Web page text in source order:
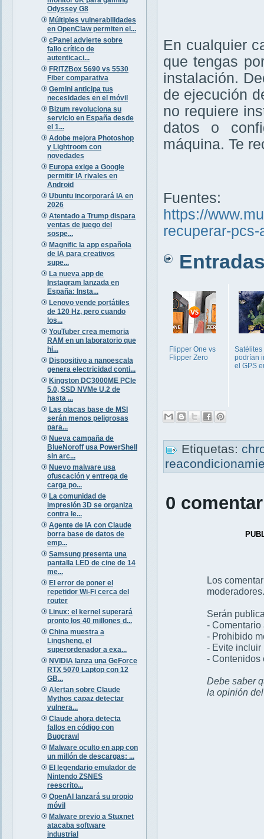
Odyssey G8
Múltiples vulnerabilidades
en OpenClaw permiten el...
cPanel advierte sobre
fallo crítico de
autenticaci...
FRITZBox 5690 vs 5530
Fiber comparativa
Gemini anticipa tus
necesidades en el móvil
Bizum revoluciona su
servicio en España desde
el 1...
Adobe mejora Photoshop
y Lightroom con
novedades
Europa exige a Google
permitir IA rivales en
Android
Ubuntu incorporará IA en
2026
Atentado a Trump dispara
ventas de juego del
sospe...
Magnific la app española
de IA para creativos
supe...
La nueva app de
Instagram lanzada en
España: Insta...
Lenovo vende portátiles
de 120 Hz, pero cuando
los...
YouTuber crea memoria
RAM en un laboratorio que
hi...
Dispositivo a nanoescala
genera electricidad conti...
Kingston DC3000ME PCIe
5.0, SSD NVMe U.2 de
hasta ...
Las placas base de MSI
serán menos peligrosas
para...
Nueva campaña de
BlueNoroff usa PowerShell
sin arc...
Nuevo malware usa
ofuscación y entrega de
carga po...
La comunidad de
impresión 3D se organiza
contra le...
Agente de IA con Claude
borra base de datos de
emp...
Samsung presenta una
pantalla LED de cine de 14
me...
El error de poner el
repetidor Wi-Fi cerca del
router
Linux: el kernel superará
pronto los 40 millones d...
China muestra a
Lingsheng, el
superordenador a exa...
NVIDIA lanza una GeForce
RTX 5070 Laptop con 12
GB...
Alertan sobre Claude
Mythos capaz detectar
vulnera...
Claude ahora detecta
fallos en código con
Bugcrawl
Malware oculto en app con
un millón de descargas: ...
El legendario emulador de
Nintendo ZSNES
reescrito...
OpenAI lanzará su propio
móvil
Malware previo a Stuxnet
atacaba software
industrial
En cualquier
que tengas
instalación.
de ejecución
no requiere
datos o
máquina. Te
Fuentes:
https://
recuperar-
Entradas
Flipper One vs
Flipper Zero
Satélites
podrían
el GPS
Etiquetas:
0
Los
moderadores.
Serán
- Comentario
- Prohibido
- Evite incluir
- Contenidos
Debe saber
la opinión